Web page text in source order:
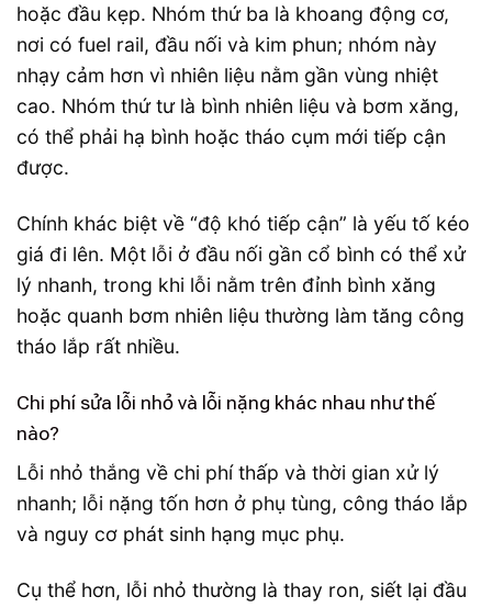
hoặc đầu kẹp. Nhóm thứ ba là khoang động cơ,
nơi có fuel rail, đầu nối và kim phun; nhóm này
nhạy cảm hơn vì nhiên liệu nằm gần vùng nhiệt
cao. Nhóm thứ tư là bình nhiên liệu và bơm xăng,
có thể phải hạ bình hoặc tháo cụm mới tiếp cận
được.
Chính khác biệt về “độ khó tiếp cận” là yếu tố kéo
giá đi lên. Một lỗi ở đầu nối gần cổ bình có thể xử
lý nhanh, trong khi lỗi nằm trên đỉnh bình xăng
hoặc quanh bơm nhiên liệu thường làm tăng công
tháo lắp rất nhiều.
Chi phí sửa lỗi nhỏ và lỗi nặng khác nhau như thế
nào?
Lỗi nhỏ thắng về chi phí thấp và thời gian xử lý
nhanh; lỗi nặng tốn hơn ở phụ tùng, công tháo lắp
và nguy cơ phát sinh hạng mục phụ.
Cụ thể hơn, lỗi nhỏ thường là thay ron, siết lại đầu